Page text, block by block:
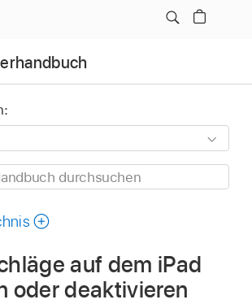
auf dem iPad
oder deaktivieren